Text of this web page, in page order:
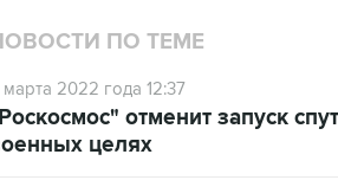
ПО ТЕМЕ
марта 2022 года 12:37
отменит запуск
целях